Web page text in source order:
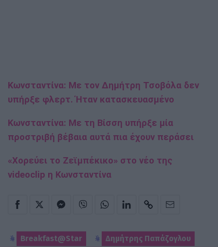
Κωνσταντίνα: Με τον Δημήτρη Τσοβόλα δεν
υπήρξε φλερτ. Ήταν κατασκευασμένο
Κωνσταντίνα: Με τη Βίσση υπήρξε μία
προστριβή βέβαια αυτά πια έχουν περάσει
«Χορεύει το Ζεϊμπέκικο» στο νέο της
videoclip η Κωνσταντίνα
Breakfast@Star Δημήτρης Παπάζογλου